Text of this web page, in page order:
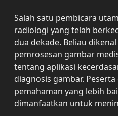
Salah satu pembicara
radiologi yang telah
dua dekade. Beliau
pemrosesan gambar
tentang aplikasi
diagnosis gambar.
pemahaman yang lebih
dimanfaatkan untuk